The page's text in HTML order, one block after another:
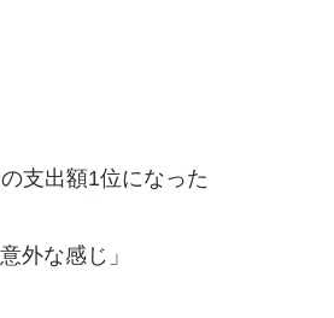
支出額1位になった
外な感じ」